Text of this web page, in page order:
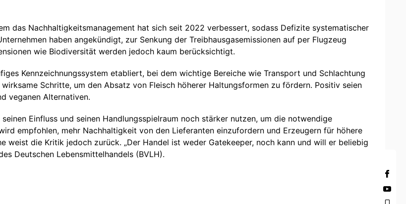
das Nachhaltigkeitsmanagement hat sich seit 2022 verbessert, sodass Defizite systematischer
haben angekündigt, zur Senkung der Treibhausgasemissionen auf per Flugzeug
wie Biodiversität werden jedoch kaum berücksichtigt.
Kennzeichnungssystem etabliert, bei dem wichtige Bereiche wie Transport und Schlachtung
Schritte, um den Absatz von Fleisch höherer Haltungsformen zu fördern. Positiv seien
veganen Alternativen.
Einfluss und seinen Handlungsspielraum noch stärker nutzen, um die notwendige
empfohlen, mehr Nachhaltigkeit von den Lieferanten einzufordern und Erzeugern für höhere
weist die Kritik jedoch zurück. „Der Handel ist weder Gatekeeper, noch kann und will er beliebig
Deutschen Lebensmittelhandels (BVLH).